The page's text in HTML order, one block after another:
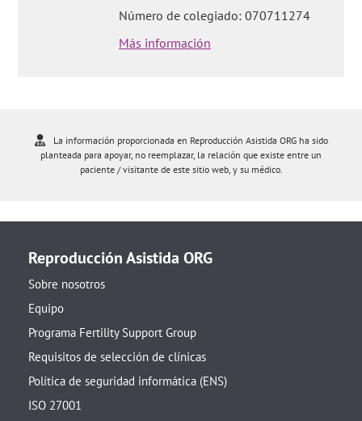
Número de colegiado: 070711274
Más información
La información proporcionada en Reproducción Asistida ORG ha sido
planteada para apoyar, no reemplazar, la relación que existe entre un
paciente / visitante de este sitio web, y su médico.
Reproducción Asistida ORG
Sobre nosotros
Equipo
Programa Fertility Support Group
Requisitos de selección de clínicas
Política de seguridad informática (ENS)
ISO 27001